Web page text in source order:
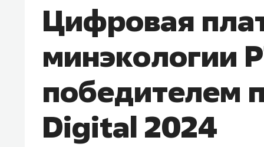
Цифровая
минэкологии
победителем
Digital 2024
правил, бизнес может
потерять минимум
Как бизнесу выйти на зарубежные
чем интересен Оман?